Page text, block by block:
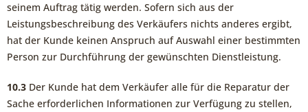
seinem Auftrag tätig werden. Sofern sich aus der
Leistungsbeschreibung des Verkäufers nichts anderes ergibt,
hat der Kunde keinen Anspruch auf Auswahl einer bestimmten
Person zur Durchführung der gewünschten Dienstleistung.
10.3 Der Kunde hat dem Verkäufer alle für die Reparatur der
Sache erforderlichen Informationen zur Verfügung zu stellen,